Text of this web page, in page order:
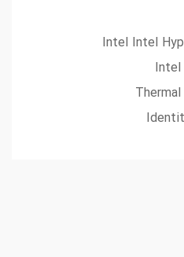
Intel Intel
Intel